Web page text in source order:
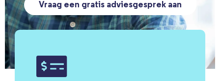
Vraag een gratis adviesgesprek aan